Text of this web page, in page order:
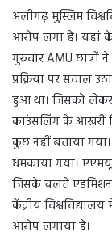
अलीगढ़ मुस्लिम
आरोप लगा है। यहां
गुरुवार AMU छात्रों
प्रक्रिया पर सवाल
हुआ था। जिसको लेकर
काउंसलिंग के आखरी
कुछ नहीं बताया
धमकाया गया।
जिसके चलते एडमिशन
केंद्रीय
आरोप लगाया है।